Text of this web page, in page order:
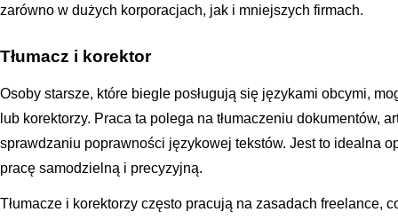
zarówno w dużych korporacjach, jak i mniejszych firmach.
Tłumacz i korektor
Osoby starsze, które biegle posługują się językami obcymi,
lub korektorzy. Praca ta polega na tłumaczeniu dokumentów,
sprawdzaniu poprawności językowej tekstów. Jest to idealna
pracę samodzielną i precyzyjną.
Tłumacze i korektorzy często pracują na zasadach freelance,